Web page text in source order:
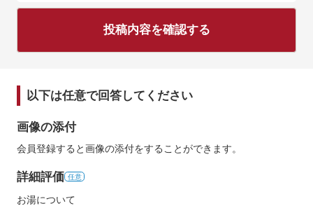
投稿内容を確認する
以下は任意で回答してください
画像の添付
会員登録すると画像の添付をすることができます。
詳細評価 任意
お湯について